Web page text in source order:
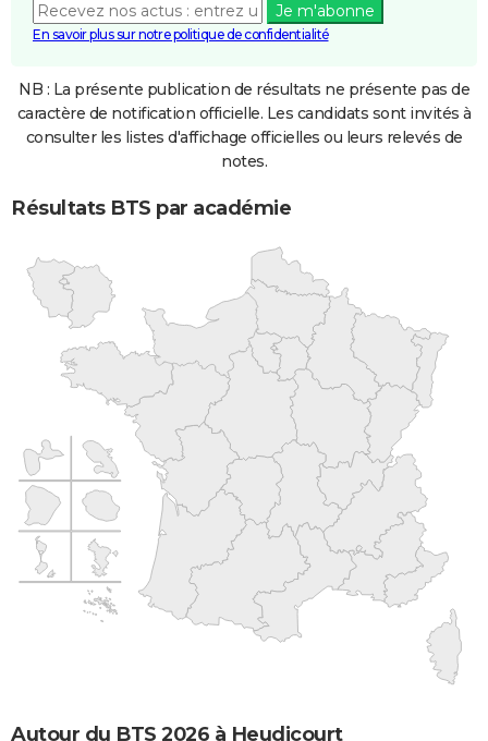
Je m'abonne
En savoir plus sur notre politique de confidentialité
NB : La présente publication de résultats ne présente pas de
caractère de notification officielle. Les candidats sont invités à
consulter les listes d'affichage officielles ou leurs relevés de
notes.
Résultats BTS par académie
Autour du BTS 2026 à Heudicourt